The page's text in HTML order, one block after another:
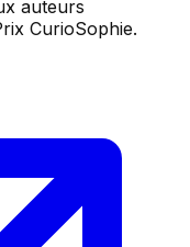
auteurs
CurioSophie.